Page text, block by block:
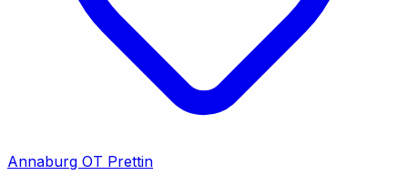
Annaburg OT Prettin